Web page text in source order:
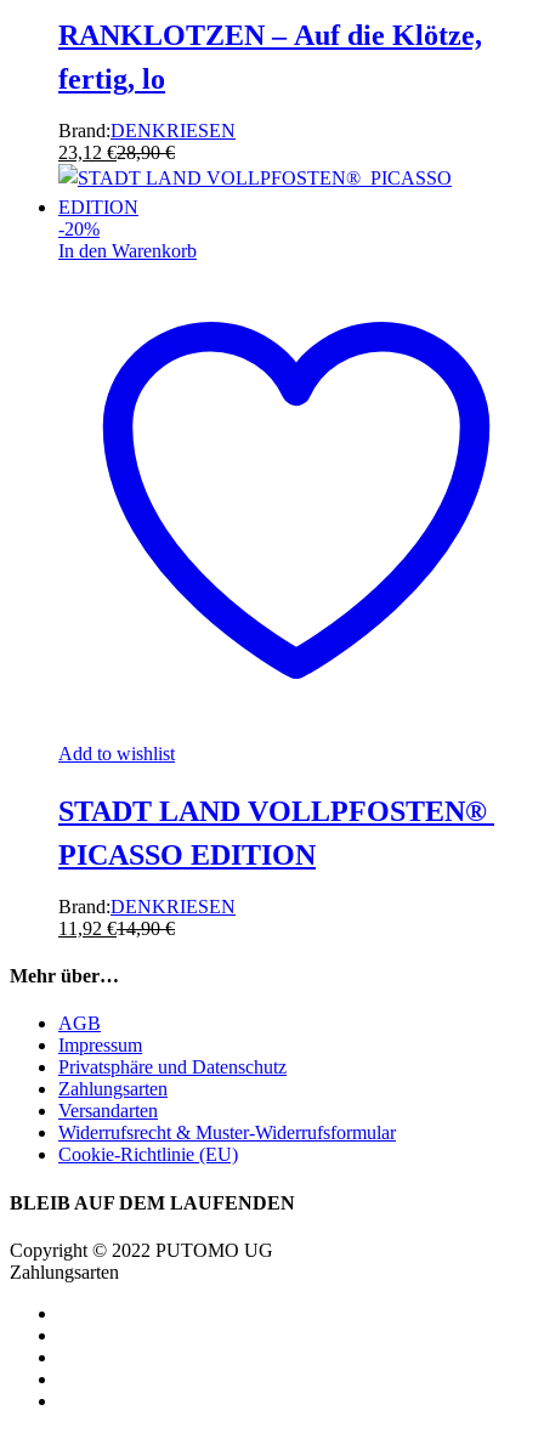
RANKLOTZEN – Auf die Klötze,
fertig, lo
Brand:DENKRIESEN
23,12 €28,90€
-20%
In den Warenkorb
Add to wishlist
STADT LAND VOLLPFOSTEN® 
PICASSO EDITION
Brand:DENKRIESEN
11,92 €14,90€
Mehr über…
AGB
Impressum
Privatsphäre und Datenschutz
Zahlungsarten
Versandarten
Widerrufsrecht & Muster-Widerrufsformular
Cookie-Richtlinie (EU)
BLEIB AUF DEM LAUFENDEN
Copyright © 2022 PUTOMO UG
Zahlungsarten